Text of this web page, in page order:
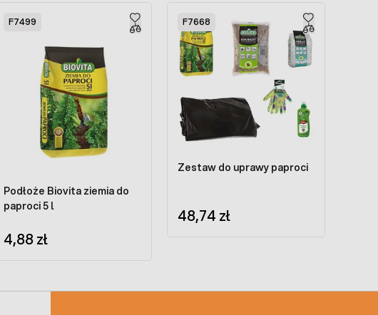
F7499
Podłoże Biovita ziemia do
paproci 5 l
4,88 zł
F7668
Zestaw do uprawy paproci
48,74 zł